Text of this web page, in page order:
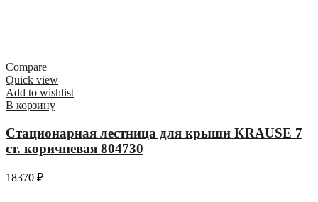
Compare
Quick view
Add to wishlist
В корзину
Стационарная лестница для крыши KRAUSE 7
ст. коричневая 804730
18370 ₽